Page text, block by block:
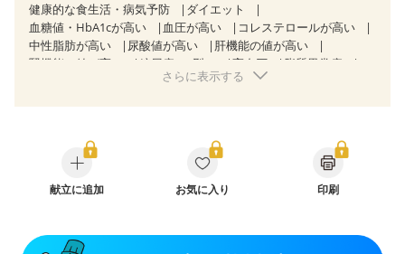
健康的な食生活・病気予防
ダイエット
血糖値・HbA1cが高い
血圧が高い
コレステロールが高い
中性脂肪が高い
尿酸値が高い
肝機能の値が高い
腎機能の値が高い
糖尿病（2型） 高血圧
脂質異常症
狭心症 心筋梗塞
クローン病（寛解期）
過敏性腸症候群（IBS）
糖尿病性腎症（第３期）
CKD（ステージ１）
CKD（ステージ２）
乳がん（抗がん剤治療中）
胃がん（抗がん剤治療中）
さらに表示する
献立に追加 お気に入り 印刷